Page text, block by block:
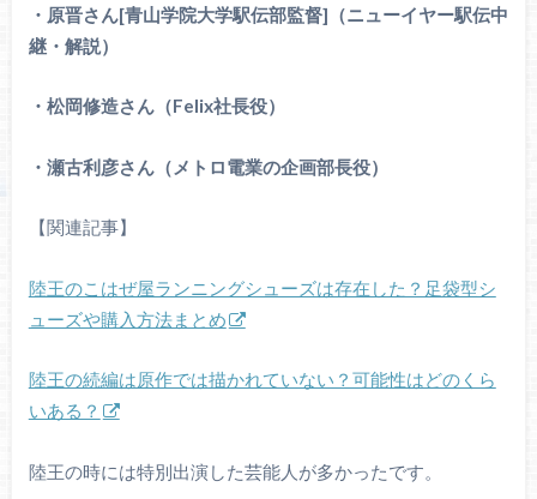
・原晋さん[青山学院大学駅伝部監督]（ニューイヤー駅伝中
継・解説）
・松岡修造さん（Felix社長役）
・瀬古利彦さん（メトロ電業の企画部長役）
【関連記事】
陸王のこはぜ屋ランニングシューズは存在した？足袋型シ
ューズや購入方法まとめ
陸王の続編は原作では描かれていない？可能性はどのくら
いある？
陸王の時には特別出演した芸能人が多かったです。